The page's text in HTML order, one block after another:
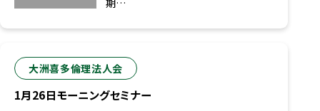
期…
大洲喜多倫理法人会
1月26日モーニングセミナー